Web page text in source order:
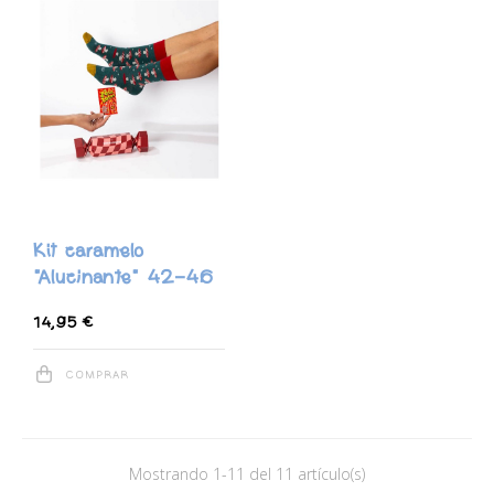
Kit caramelo
"Alucinante" 42-46
14,95 €
COMPRAR
Mostrando 1-11 del 11 artículo(s)